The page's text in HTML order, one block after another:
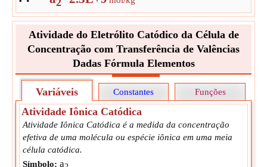
2
Atividade do Eletrólito Catódico da Célula de
Concentração com Transferência de Valências
Dadas Fórmula Elementos
Variáveis Constantes Funções
Atividade Iônica Catódica
Atividade Iônica Catódica é a medida da concentração
efetiva de uma molécula ou espécie iônica em uma meia
célula catódica.
Símbolo: a